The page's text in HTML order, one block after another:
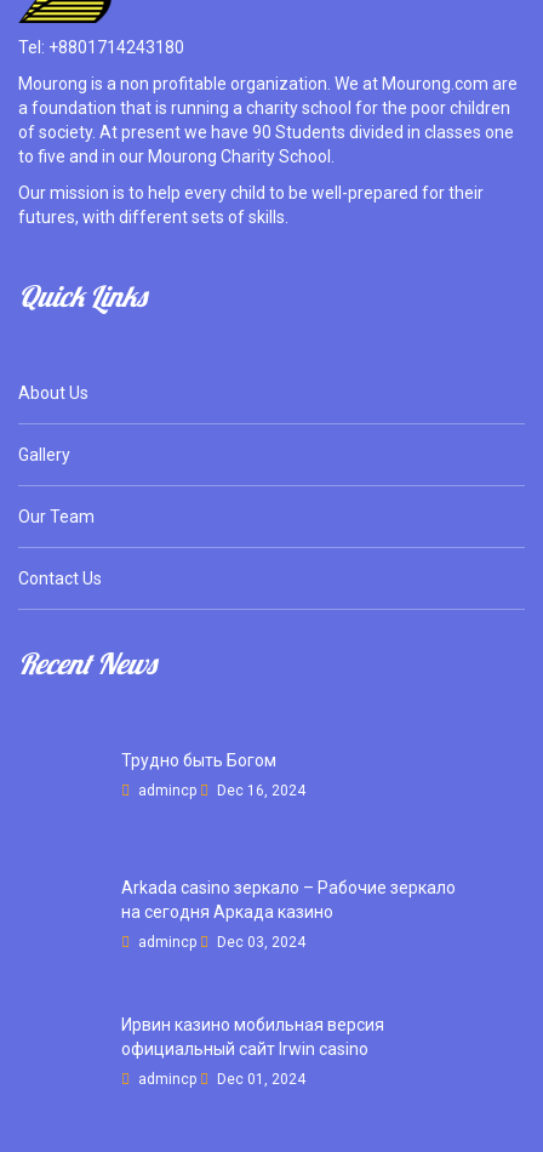
Tel: +8801714243180
Mourong is a non profitable organization. We at Mourong.com are
a foundation that is running a charity school for the poor children
of society. At present we have 90 Students divided in classes one
to five and in our Mourong Charity School.
Our mission is to help every child to be well-prepared for their
futures, with different sets of skills.
Quick Links
About Us
Gallery
Our Team
Contact Us
Recent News
Трудно быть Богом
admincp Dec 16, 2024
Arkada casino зеркало – Рабочие зеркало
на сегодня Аркада казино
admincp Dec 03, 2024
Ирвин казино мобильная версия
официальный сайт Irwin casino
admincp Dec 01, 2024